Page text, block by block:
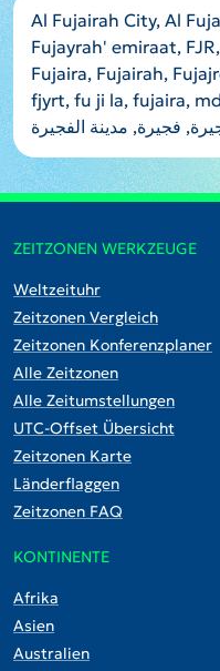
Al Fujairah City, Al
Fujayrah' emiraat,
Fujaira, Fujairah,
fjyrt, fu ji la, fujaira,
ZEITZONEN WERKZEUGE
Weltzeituhr
Zeitzonen Vergleich
Zeitzonen Konferenzplaner
Alle Zeitzonen
Alle Zeitumstellungen
UTC-Offset Übersicht
Zeitzonen Karte
Länderflaggen
Zeitzonen FAQ
KONTINENTE
Afrika
Asien
Australien